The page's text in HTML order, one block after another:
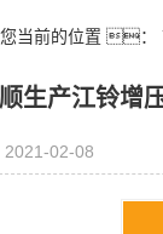
您当前的位置 ：
生产江铃增
2021-02-08